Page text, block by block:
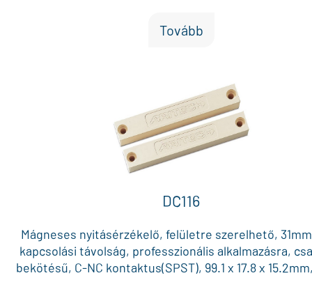
Tovább
DC116
Mágneses nyitásérzékelő, felületre szerelhető,
kapcsolási távolság, professzionális alkalmazásra,
bekötésű, C-NC kontaktus(SPST), 99.1 x 17.8 x